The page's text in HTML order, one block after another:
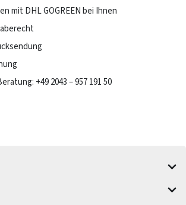
mit DHL GOGREEN bei Ihnen
+49 2043 – 957 191 50